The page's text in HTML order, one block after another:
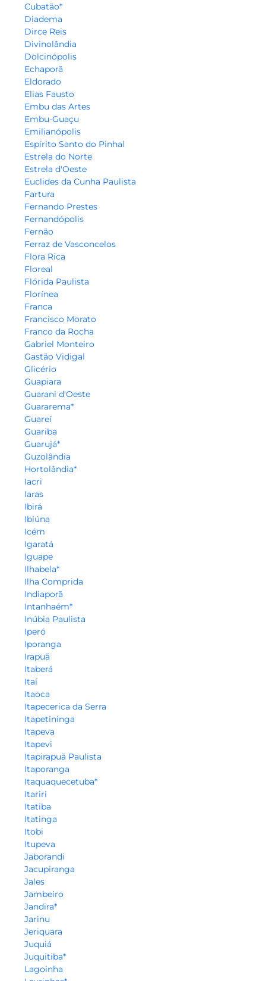
Cubatão*
Diadema
Dirce Reis
Divinolândia
Dolcinópolis
Echaporã
Eldorado
Elias Fausto
Embu das Artes
Embu-Guaçu
Emilianópolis
Espírito Santo do Pinhal
Estrela do Norte
Estrela d'Oeste
Euclides da Cunha Paulista
Fartura
Fernando Prestes
Fernandópolis
Fernão
Ferraz de Vasconcelos
Flora Rica
Floreal
Flórida Paulista
Florínea
Franca
Francisco Morato
Franco da Rocha
Gabriel Monteiro
Gastão Vidigal
Glicério
Guapiara
Guarani d'Oeste
Guararema*
Guareí
Guariba
Guarujá*
Guzolândia
Hortolândia*
Iacri
Iaras
Ibirá
Ibiúna
Icém
Igaratá
Iguape
Ilhabela*
Ilha Comprida
Indiaporã
Intanhaém*
Inúbia Paulista
Iperó
Iporanga
Irapuã
Itaberá
Itaí
Itaoca
Itapecerica da Serra
Itapetininga
Itapeva
Itapevi
Itapirapuã Paulista
Itaporanga
Itaquaquecetuba*
Itariri
Itatiba
Itatinga
Itobi
Itupeva
Jaborandi
Jacupiranga
Jales
Jambeiro
Jandira*
Jarinu
Jeriquara
Juquiá
Juquitiba*
Lagoinha